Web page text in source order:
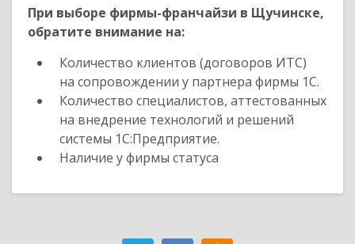
При выборе фирмы-франчайзи в Щучинске,
обратите внимание на:
Количество клиентов (договоров ИТС)
на сопровождении у партнера фирмы 1С.
Количество специалистов, аттестованных
на внедрение технологий и решений
системы 1С:Предприятие.
Наличие у фирмы статуса